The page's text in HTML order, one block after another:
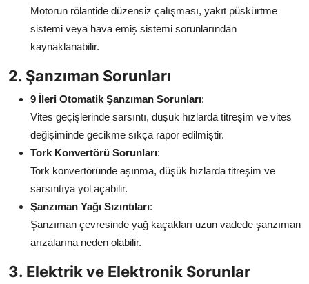
Motorun rölantide düzensiz çalışması, yakıt püskürtme
sistemi veya hava emiş sistemi sorunlarından
kaynaklanabilir.
2. Şanzıman Sorunları
9 İleri Otomatik Şanzıman Sorunları:
Vites geçişlerinde sarsıntı, düşük hızlarda titreşim ve vites
değişiminde gecikme sıkça rapor edilmiştir.
Tork Konvertörü Sorunları:
Tork konvertöründe aşınma, düşük hızlarda titreşim ve
sarsıntıya yol açabilir.
Şanzıman Yağı Sızıntıları:
Şanzıman çevresinde yağ kaçakları uzun vadede şanzıman
arızalarına neden olabilir.
3. Elektrik ve Elektronik Sorunlar